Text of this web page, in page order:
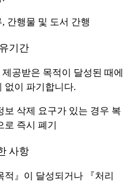
간행물 및 도서 간행
기간
공받은 목적이 달성된 때에
없이 파기합니다.
보 삭제 요구가 있는 경우 복
즉시 폐기
사항
』이 달성되거나 『처리